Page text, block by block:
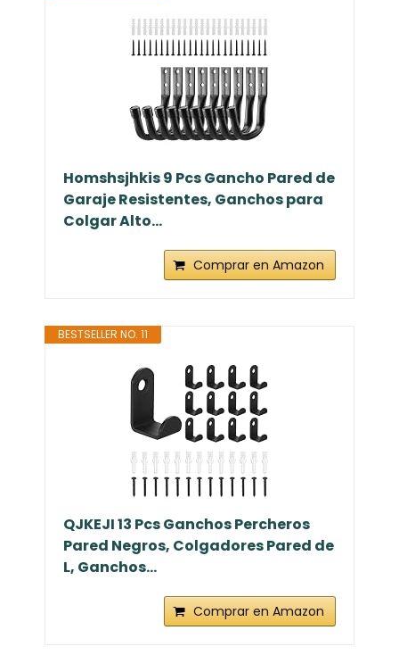
Homshsjhkis 9 Pcs Gancho Pared de
Garaje Resistentes, Ganchos para
Colgar Alto...
Comprar en Amazon
BESTSELLER NO. 11
QJKEJI 13 Pcs Ganchos Percheros
Pared Negros, Colgadores Pared de
L, Ganchos...
Comprar en Amazon